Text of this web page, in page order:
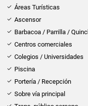
Áreas Turísticas
Ascensor
Barbacoa / Parrilla /
Centros comerciales
Colegios / Universidades
Piscina
Portería / Recepción
Sobre vía principal